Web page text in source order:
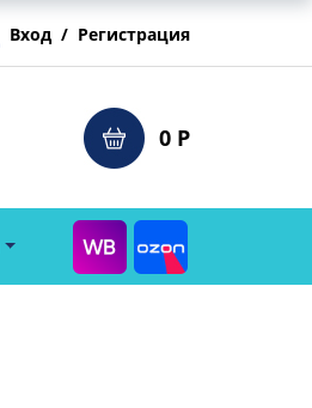
Вход / Регистрация
0 Р